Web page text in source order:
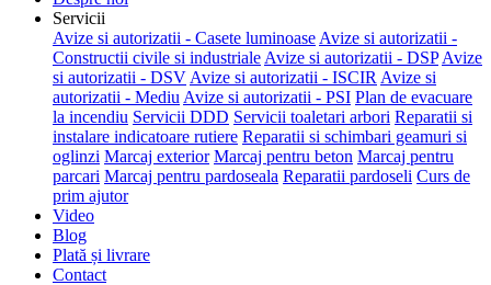
Servicii
Avize si autorizatii - Casete luminoase Avize si autorizatii -
Constructii civile si industriale Avize si autorizatii - DSP Avize
si autorizatii - DSV Avize si autorizatii - ISCIR Avize si
autorizatii - Mediu Avize si autorizatii - PSI Plan de evacuare
la incendiu Servicii DDD Servicii toaletari arbori Reparatii si
instalare indicatoare rutiere Reparatii si schimbari geamuri si
oglinzi Marcaj exterior Marcaj pentru beton Marcaj pentru
parcari Marcaj pentru pardoseala Reparatii pardoseli Curs de
prim ajutor
Video
Blog
Plată și livrare
Contact